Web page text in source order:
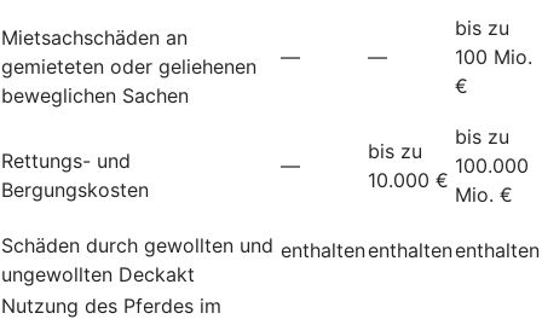
Mietsachschäden an
gemieteten oder geliehenen
beweglichen Sachen
— —
bis zu
100 Mio.
€
Rettungs- und
Bergungskosten
—
bis zu
10.000 €
bis zu
100.000
Mio. €
Schäden durch gewollten und
ungewollten Deckakt
enthaltenenthaltenenthalten
Nutzung des Pferdes im